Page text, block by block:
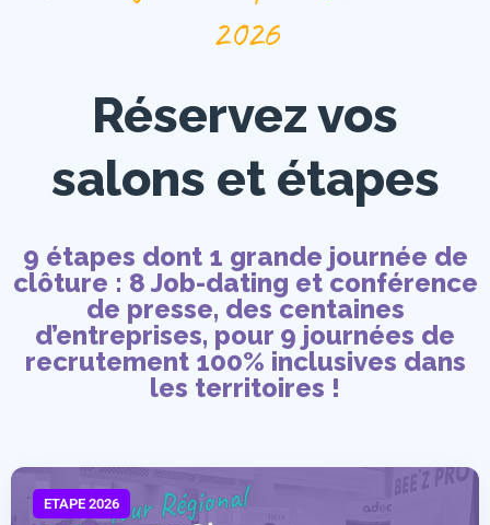
2026
Réservez vos
salons et étapes
9 étapes dont 1 grande journée de
clôture : 8 Job-dating et conférence
de presse, des centaines
d’entreprises, pour 9 journées de
recrutement 100% inclusives dans
les territoires !
ETAPE 2026